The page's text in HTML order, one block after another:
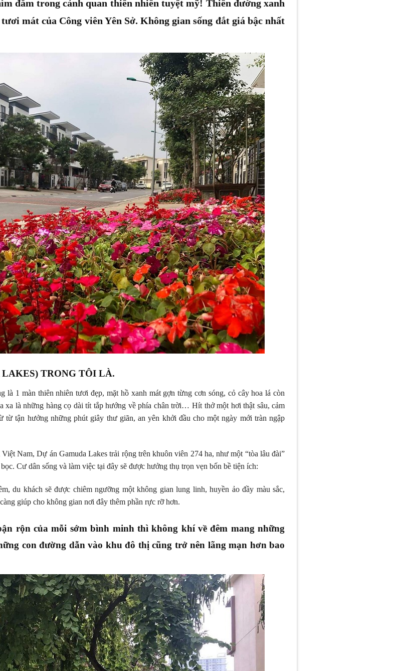
đắm trong cảnh quan thiên nhiên tuyệt mỹ! Thiên đường xanh
mát của Công viên Yên Sở. Không gian sống đắt giá bậc nhất
TRONG TÔI LÀ.
là 1 màn thiên nhiên tươi đẹp, mặt hồ xanh mát gợn từng cơn sóng, cỏ cây hoa lá còn
xa là những hàng cọ dài tít tắp hướng về phía chân trời… Hít thở một hơi thật sâu, cảm
từ tận hưởng những phút giây thư giãn, an yên khởi đầu cho một ngày mới tràn ngập
Nam, Dự án Gamuda Lakes trải rộng trên khuôn viên 274 ha, như một “tòa lâu đài”
Cư dân sống và làm việc tại đây sẽ được hưởng thụ trọn vẹn bốn bề tiện ích:
du khách sẽ được chiêm ngưỡng một không gian lung linh, huyền ảo đầy màu sắc,
giúp cho không gian nơi đây thêm phần rực rỡ hơn.
rộn của mỗi sớm bình minh thì không khí về đêm mang những
con đường dẫn vào khu đô thị cũng trở nên lãng mạn hơn bao